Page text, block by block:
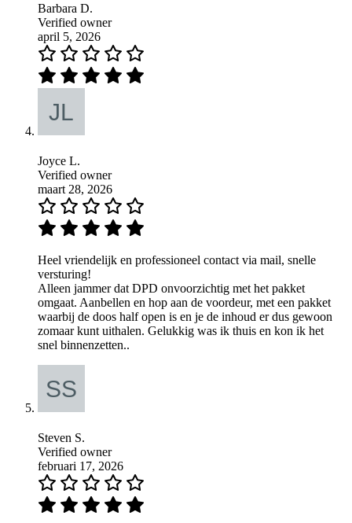
Barbara D.
Verified owner
april 5, 2026
Joyce L.
Verified owner
maart 28, 2026
Heel vriendelijk en professioneel contact via mail, snelle
versturing!
Alleen jammer dat DPD onvoorzichtig met het pakket
omgaat. Aanbellen en hop aan de voordeur, met een pakket
waarbij de doos half open is en je de inhoud er dus gewoon
zomaar kunt uithalen. Gelukkig was ik thuis en kon ik het
snel binnenzetten..
Steven S.
Verified owner
februari 17, 2026